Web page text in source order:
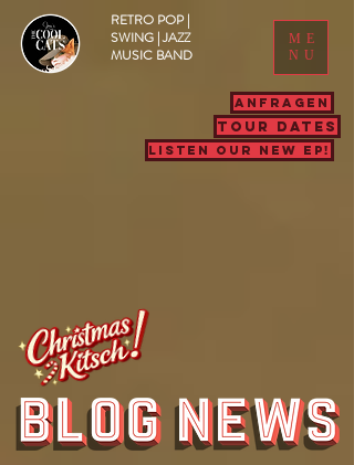
ME
NU
RETRO POP |
SWING | JAZZ
MUSIC BAND
ANFRAGEN
TOUR DATES
LISTEN OUR NEW EP!